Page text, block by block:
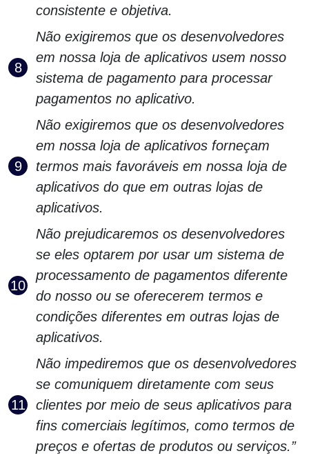
consistente e objetiva.
Não exigiremos que os desenvolvedores
em nossa loja de aplicativos usem nosso
sistema de pagamento para processar
pagamentos no aplicativo.
Não exigiremos que os desenvolvedores
em nossa loja de aplicativos forneçam
termos mais favoráveis ​​em nossa loja de
aplicativos do que em outras lojas de
aplicativos.
Não prejudicaremos os desenvolvedores
se eles optarem por usar um sistema de
processamento de pagamentos diferente
do nosso ou se oferecerem termos e
condições diferentes em outras lojas de
aplicativos.
Não impediremos que os desenvolvedores
se comuniquem diretamente com seus
clientes por meio de seus aplicativos para
fins comerciais legítimos, como termos de
preços e ofertas de produtos ou serviços.”